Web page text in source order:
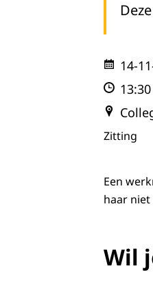
14-
13:30
Zitting
Een
haar niet
Wil